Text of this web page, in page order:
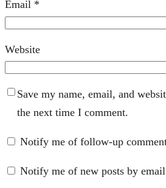
Email *
Website
Save my name, email, and
the next time I comment.
Notify me of follow-up
Notify me of new posts by